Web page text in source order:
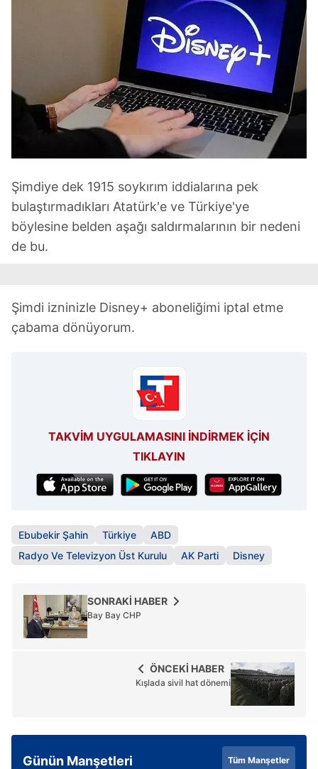
Şimdiye dek 1915 soykırım iddialarına pek
bulaştırmadıkları Atatürk'e ve Türkiye'ye
böylesine belden aşağı saldırmalarının bir nedeni
de bu.
Şimdi izninizle Disney+ aboneliğimi iptal etme
çabama dönüyorum.
TAKVİM UYGULAMASINI İNDİRMEK İÇİN
TIKLAYIN
Ebubekir Şahin Türkiye
ABD
Radyo Ve Televizyon Üst Kurulu
AK Parti Disney
SONRAKİ HABER
Bay Bay CHP
ÖNCEKİ HABER
Kışlada sivil hat dönemi
Günün Manşetleri Tüm Manşetler